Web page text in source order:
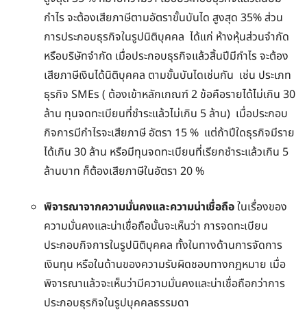
กำไร จะต้องเสียภาษีตามอัตราขั้นบันได สูงสุด 35% ส่วน
การประกอบธุรกิจในรูปนิติบุคคล ได้แก่ ห้างหุ้นส่วนจำกัด
หรือบริษัทจำกัด เมื่อประกอบธุรกิจแล้วสิ้นปีมีกำไร จะต้อง
เสียภาษีเงินได้นิติบุคคล ตามขั้นบันไดเช่นกัน เช่น ประเภท
ธุรกิจ SMEs ( ต้องเข้าหลักเกณฑ์ 2 ข้อคือรายได้ไม่เกิน 30
ล้าน ทุนจดทะเบียนที่ชำระแล้วไม่เกิน 5 ล้าน) เมื่อประกอบ
กิจการมีกำไรจะเสียภาษี อัตรา 15 % แต่ถ้าปีใดธุรกิจมีราย
ได้เกิน 30 ล้าน หรือมีทุนจดทะเบียนที่เรียกชำระแล้วเกิน 5
ล้านบาท ก็ต้องเสียภาษีในอัตรา 20 %
พิจารณาจากความมั่นคงและความน่าเชื่อถือในเรื่องของ
ความมั่นคงและน่าเชื่อถือนั้นจะเห็นว่า การจดทะเบียน
ประกอบกิจการในรูปนิติบุคคล ทั้งในทางด้านการจัดการ
เงินทุน หรือในด้านของความรับผิดชอบทางกฎหมาย เมื่อ
พิจารณาแล้วจะเห็นว่ามีความมั่นคงและน่าเชื่อถือกว่าการ
ประกอบธุรกิจในรูปบุคคลธรรมดา